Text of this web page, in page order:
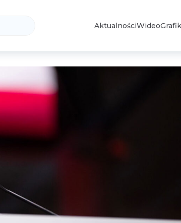
AktualnościWideo